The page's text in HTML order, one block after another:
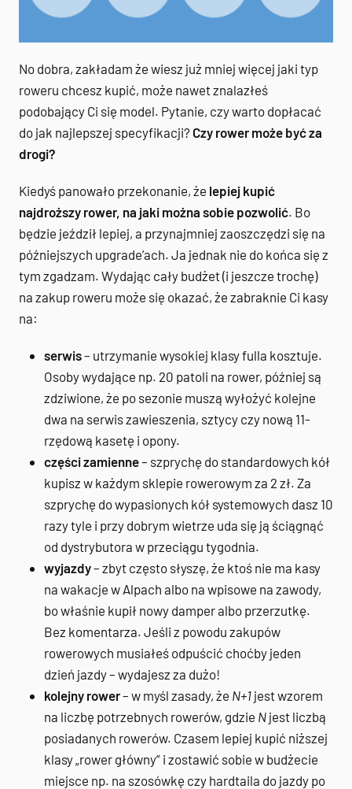
No dobra, zakładam że wiesz już mniej więcej jaki typ
roweru chcesz kupić, może nawet znalazłeś
podobający Ci się model. Pytanie, czy warto dopłacać
do jak najlepszej specyfikacji? Czy rower może być za
drogi?
Kiedyś panowało przekonanie, że lepiej kupić
najdroższy rower, na jaki można sobie pozwolić. Bo
będzie jeździł lepiej, a przynajmniej zaoszczędzi się na
późniejszych upgrade’ach. Ja jednak nie do końca się z
tym zgadzam. Wydając cały budżet (i jeszcze trochę)
na zakup roweru może się okazać, że zabraknie Ci kasy
na:
serwis– utrzymanie wysokiej klasy fulla kosztuje.
Osoby wydające np. 20 patoli na rower, później są
zdziwione, że po sezonie muszą wyłożyć kolejne
dwa na serwis zawieszenia, sztycy czy nową 11-
rzędową kasetę i opony.
części zamienne– szprychę do standardowych kół
kupisz w każdym sklepie rowerowym za 2 zł. Za
szprychę do wypasionych kół systemowych dasz 10
razy tyle i przy dobrym wietrze uda się ją ściągnąć
od dystrybutora w przeciągu tygodnia.
wyjazdy– zbyt często słyszę, że ktoś nie ma kasy
na wakacje w Alpach albo na wpisowe na zawody,
bo właśnie kupił nowy damper albo przerzutkę.
Bez komentarza. Jeśli z powodu zakupów
rowerowych musiałeś odpuścić choćby jeden
dzień jazdy – wydajesz za dużo!
kolejny rower– w myśl zasady, że N+1 jest wzorem
na liczbę potrzebnych rowerów, gdzie N jest liczbą
posiadanych rowerów. Czasem lepiej kupić niższej
klasy „rower główny” i zostawić sobie w budżecie
miejsce np. na szosówkę czy hardtaila do jazdy po